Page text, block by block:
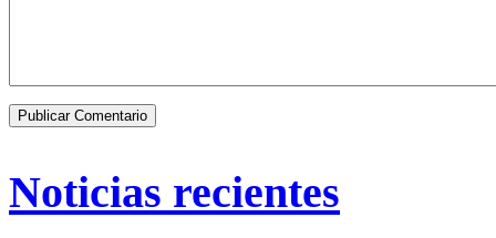
Noticias recientes